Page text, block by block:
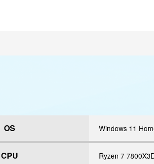
OS Windows 11
CPU Ryzen 7